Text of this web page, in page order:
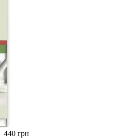
440 грн